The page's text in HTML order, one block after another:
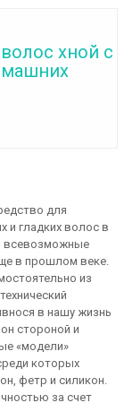
хной с
для
и гладких волос в
всевозможные
в прошлом веке.
из
в нашу жизнь
стороной и
«модели»
которых
фетр и силикон.
за счет